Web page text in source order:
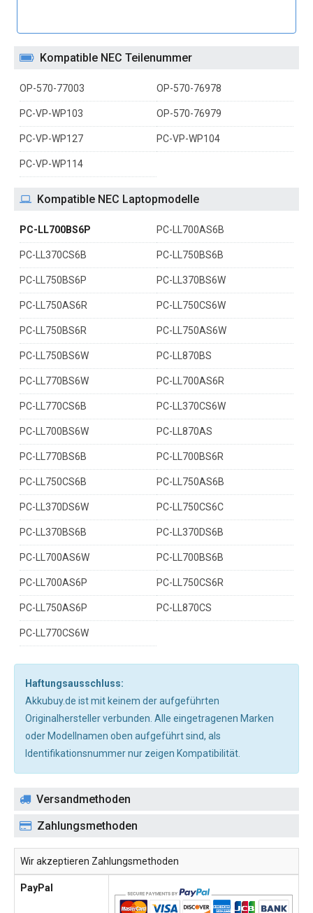
Kompatible NEC Teilenummer
OP-570-77003 OP-570-76978
PC-VP-WP103 OP-570-76979
PC-VP-WP127 PC-VP-WP104
PC-VP-WP114
Kompatible NEC Laptopmodelle
PC-LL700BS6P PC-LL700AS6B
PC-LL370CS6B PC-LL750BS6B
PC-LL750BS6P PC-LL370BS6W
PC-LL750AS6R PC-LL750CS6W
PC-LL750BS6R PC-LL750AS6W
PC-LL750BS6W PC-LL870BS
PC-LL770BS6W PC-LL700AS6R
PC-LL770CS6B PC-LL370CS6W
PC-LL700BS6W PC-LL870AS
PC-LL770BS6B PC-LL700BS6R
PC-LL750CS6B PC-LL750AS6B
PC-LL370DS6W PC-LL750CS6C
PC-LL370BS6B PC-LL370DS6B
PC-LL700AS6W PC-LL700BS6B
PC-LL700AS6P PC-LL750CS6R
PC-LL750AS6P PC-LL870CS
PC-LL770CS6W
Haftungsausschluss:
Akkubuy.de ist mit keinem der aufgeführten
Originalhersteller verbunden. Alle eingetragenen Marken
oder Modellnamen oben aufgeführt sind, als
Identifikationsnummer nur zeigen Kompatibilität.
Versandmethoden
Zahlungsmethoden
Wir akzeptieren Zahlungsmethoden
PayPal